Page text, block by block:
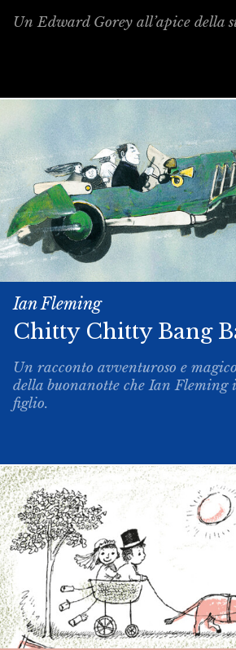
Un Edward Gorey all’apice della
Ian Fleming
Chitty­ Chitty ­Bang
Un racconto avventuroso e
della buonanotte che Ian Fleming
figlio.